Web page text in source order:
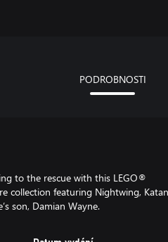
PODROBNOSTI
to the rescue with this LEGO®
collection featuring Nightwing,
son, Damian Wayne.